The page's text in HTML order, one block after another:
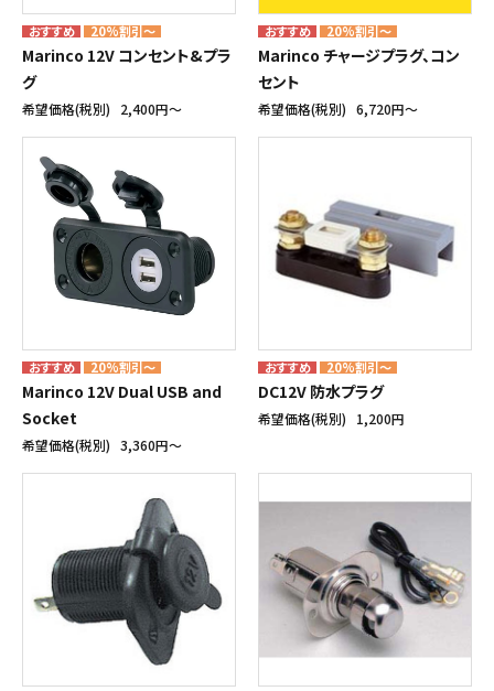
20%割引～
Marinco 12V コンセント&プラ
グ
希望価格(税別) 2,400円〜
20%割引～
Marinco チャージプラグ、コン
セント
希望価格(税別) 6,720円〜
20%割引～
Marinco 12V Dual USB and
Socket
希望価格(税別) 3,360円〜
20%割引～
DC12V 防水プラグ
希望価格(税別) 1,200円